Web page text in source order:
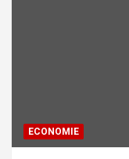
ECONOMIE